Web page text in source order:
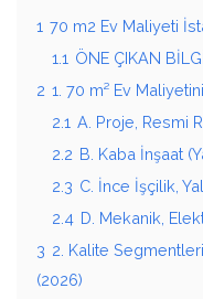
1 70 m2 Ev Maliyeti
1.1 ÖNE ÇIKAN
2 1. 70 m² Ev
2.1 A. Proje, Resmi
2.2 B. Kaba İnşaat
2.3 C. İnce İşçilik,
2.4 D. Mekanik,
3 2. Kalite
(2026)